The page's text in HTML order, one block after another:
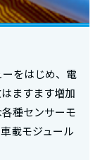
をはじめ、電
ますます増加
種センサーモ
載モジュール